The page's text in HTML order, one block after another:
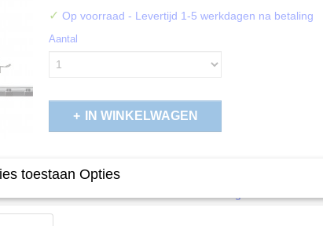
✓ Op voorraad - Levertijd 1-5 werkdagen na betaling
Aantal
IN WINKELWAGEN
Omschrijving
toestaan Opties